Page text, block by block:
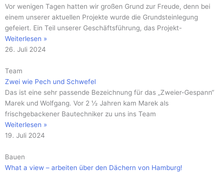
Vor wenigen Tagen hatten wir großen Grund zur Freude, denn bei
einem unserer aktuellen Projekte wurde die Grundsteinlegung
gefeiert. Ein Teil unserer Geschäftsführung, das Projekt-
Weiterlesen »
26. Juli 2024
Team
Zwei wie Pech und Schwefel
Das ist eine sehr passende Bezeichnung für das „Zweier-Gespann“
Marek und Wolfgang. Vor 2 ½ Jahren kam Marek als
frischgebackener Bautechniker zu uns ins Team
Weiterlesen »
19. Juli 2024
Bauen
What a view – arbeiten über den Dächern von Hamburg!